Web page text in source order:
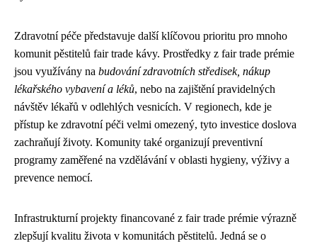
Zdravotní péče představuje další klíčovou prioritu pro mnoho
komunit pěstitelů fair trade kávy. Prostředky z fair trade prémie
jsou využívány na budování zdravotních středisek, nákup
lékařského vybavení a léků, nebo na zajištění pravidelných
návštěv lékařů v odlehlých vesnicích. V regionech, kde je
přístup ke zdravotní péči velmi omezený, tyto investice doslova
zachraňují životy. Komunity také organizují preventivní
programy zaměřené na vzdělávání v oblasti hygieny, výživy a
prevence nemocí.
Infrastrukturní projekty financované z fair trade prémie výrazně
zlepšují kvalitu života v komunitách pěstitelů. Jedná se o